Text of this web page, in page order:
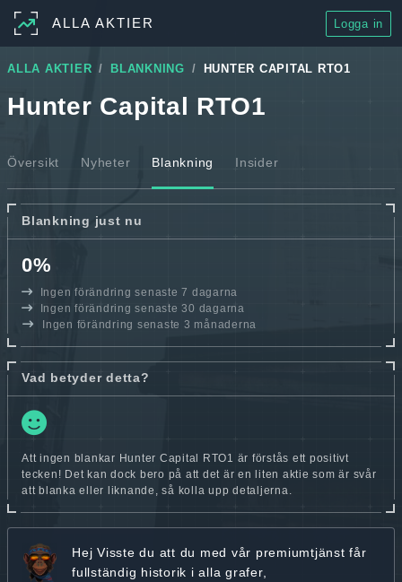
ALLA AKTIER Logga in
ALLA AKTIER BLANKNING HUNTER CAPITAL RTO1
Hunter Capital RTO1
Översikt Nyheter Blankning Insider
Blankning just nu
0%
Ingen förändring senaste 7 dagarna
Ingen förändring senaste 30 dagarna
Ingen förändring senaste 3 månaderna
Vad betyder detta?
Att ingen blankar Hunter Capital RTO1 är förstås ett positivt
tecken! Det kan dock bero på att det är en liten aktie som är svår
att blanka eller liknande, så kolla upp detaljerna.
Hej Visste du att du med vår premiumtjänst får
fullständig historik i alla grafer,